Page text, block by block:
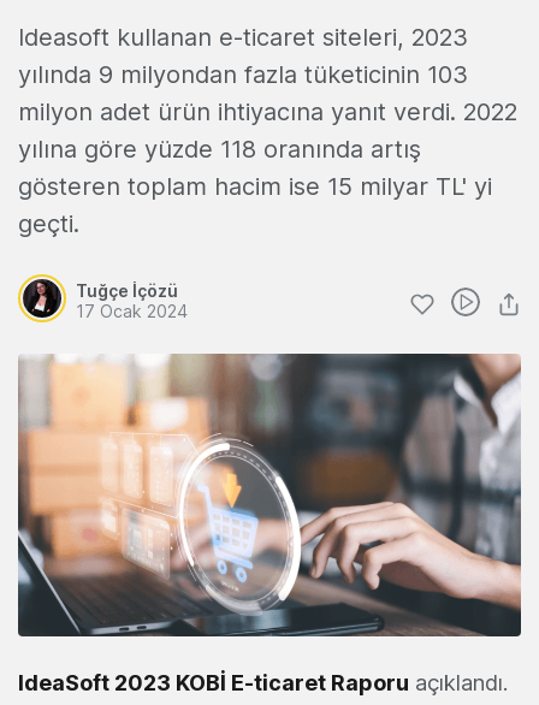
Ideasoft kullanan e-ticaret siteleri, 2023
yılında 9 milyondan fazla tüketicinin 103
milyon adet ürün ihtiyacına yanıt verdi. 2022
yılına göre yüzde 118 oranında artış
gösteren toplam hacim ise 15 milyar TL' yi
geçti.
Tuğçe İçözü
17 Ocak 2024
IdeaSoft 2023 KOBİ E-ticaret Raporu açıklandı.